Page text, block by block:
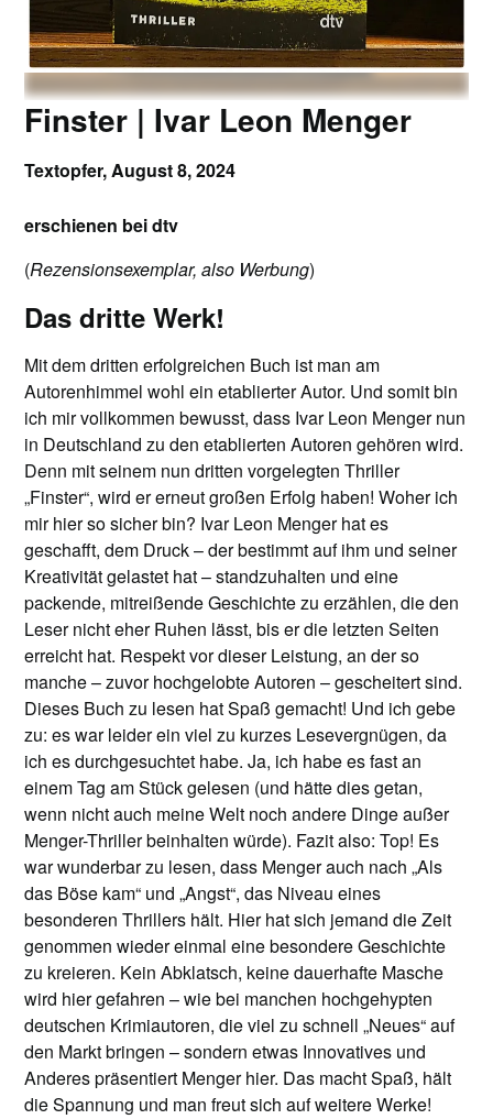
Finster | Ivar Leon Menger
Textopfer,August 8, 2024
erschienen bei dtv
(Rezensionsexemplar, also Werbung)
Das dritte Werk!
Mit dem dritten erfolgreichen Buch ist man am
Autorenhimmel wohl ein etablierter Autor. Und somit bin
ich mir vollkommen bewusst, dass Ivar Leon Menger nun
in Deutschland zu den etablierten Autoren gehören wird.
Denn mit seinem nun dritten vorgelegten Thriller
„Finster“, wird er erneut großen Erfolg haben! Woher ich
mir hier so sicher bin? Ivar Leon Menger hat es
geschafft, dem Druck – der bestimmt auf ihm und seiner
Kreativität gelastet hat – standzuhalten und eine
packende, mitreißende Geschichte zu erzählen, die den
Leser nicht eher Ruhen lässt, bis er die letzten Seiten
erreicht hat. Respekt vor dieser Leistung, an der so
manche – zuvor hochgelobte Autoren – gescheitert sind.
Dieses Buch zu lesen hat Spaß gemacht! Und ich gebe
zu: es war leider ein viel zu kurzes Lesevergnügen, da
ich es durchgesuchtet habe. Ja, ich habe es fast an
einem Tag am Stück gelesen (und hätte dies getan,
wenn nicht auch meine Welt noch andere Dinge außer
Menger-Thriller beinhalten würde). Fazit also: Top! Es
war wunderbar zu lesen, dass Menger auch nach „Als
das Böse kam“ und „Angst“, das Niveau eines
besonderen Thrillers hält. Hier hat sich jemand die Zeit
genommen wieder einmal eine besondere Geschichte
zu kreieren. Kein Abklatsch, keine dauerhafte Masche
wird hier gefahren – wie bei manchen hochgehypten
deutschen Krimiautoren, die viel zu schnell „Neues“ auf
den Markt bringen – sondern etwas Innovatives und
Anderes präsentiert Menger hier. Das macht Spaß, hält
die Spannung und man freut sich auf weitere Werke!